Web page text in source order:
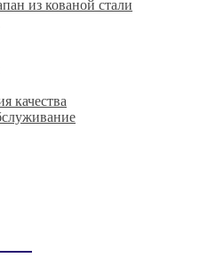
из кованой стали
качества